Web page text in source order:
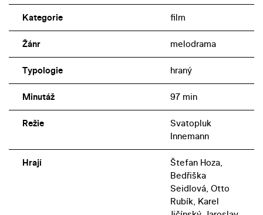
Kategorie film
Žánr melodrama
Typologie hraný
Minutáž 97 min
Režie
Svatopluk
Innemann
Hrají
Štefan Hoza,
Bedřiška
Seidlová, Otto
Rubík, Karel